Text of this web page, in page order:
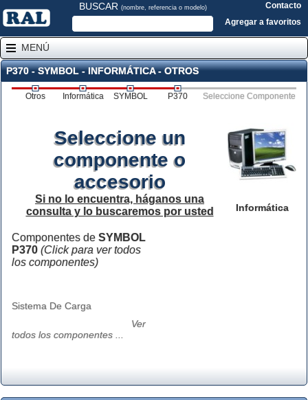
BUSCAR (nombre, referencia o modelo)
Contacto
Agregar a favoritos
MENÚ
P370 - SYMBOL - INFORMÁTICA - OTROS
Otros Informática SYMBOL P370 Seleccione Componente
Informática
Seleccione un
componente o
accesorio
Si no lo encuentra, háganos una
consulta y lo buscaremos por usted
Componentes de SYMBOL
P370 (Click para ver todos
los componentes)
Sistema De Carga
Ver
todos los componentes ...